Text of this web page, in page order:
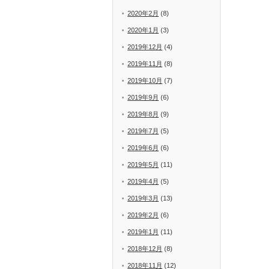
2020年2月 (8)
2020年1月 (3)
2019年12月 (4)
2019年11月 (8)
2019年10月 (7)
2019年9月 (6)
2019年8月 (9)
2019年7月 (5)
2019年6月 (6)
2019年5月 (11)
2019年4月 (5)
2019年3月 (13)
2019年2月 (6)
2019年1月 (11)
2018年12月 (8)
2018年11月 (12)